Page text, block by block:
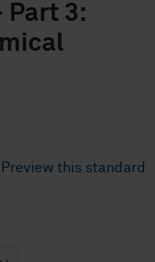
Part 3:
Preview this standard